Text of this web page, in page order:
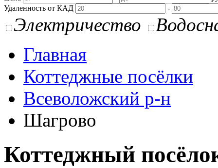
Удаленность от КАД
-
Электричество
Главная
Коттеджные посёлки
Всеволожский р-н
Шагрово
Коттеджный